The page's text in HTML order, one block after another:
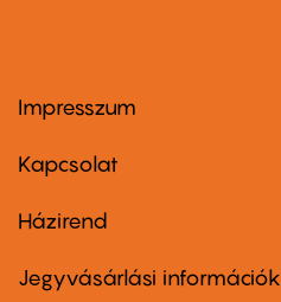
Footer
first
Impresszum
Kapcsolat
Footer
second
Házirend
Jegyvásárlási információk